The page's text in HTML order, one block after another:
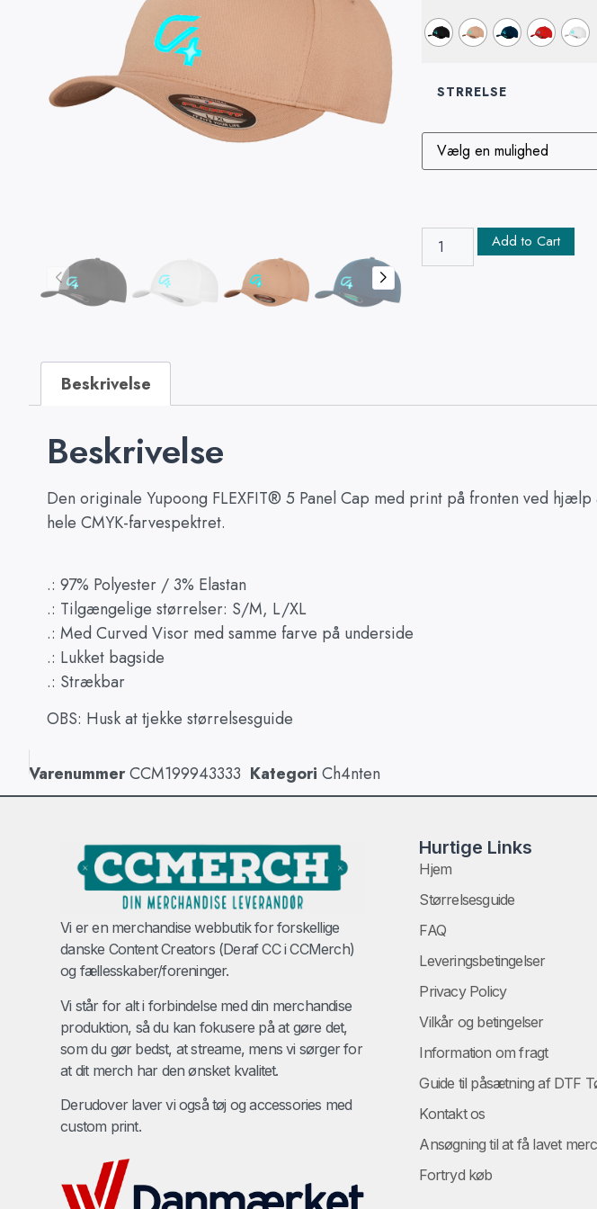
STRRELSE
Add to Cart
Beskrivelse
Beskrivelse
Den originale Yupoong FLEXFIT® 5 Panel Cap med print på fronten ved
hele CMYK-farvespektret.
.: 97% Polyester / 3% Elastan
.: Tilgængelige størrelser: S/M, L/XL
.: Med Curved Visor med samme farve på underside
.: Lukket bagside
.: Strækbar
OBS: Husk at tjekke størrelsesguide
VarenummerCCM199943333 Kategori Ch4nten
Vi er en merchandise webbutik for forskellige
danske Content Creators (Deraf CC i CCMerch)
og fællesskaber/foreninger.
Vi står for alt i forbindelse med din merchandise
produktion, så du kan fokusere på at gøre det,
som du gør bedst, at streame, mens vi sørger for
at dit merch har den ønsket kvalitet.
Derudover laver vi også tøj og accessories med
custom print.
Hurtige Links
Hjem
Størrelsesguide
FAQ
Leveringsbetingelser
Privacy Policy
Vilkår og betingelser
Information om fragt
Guide til påsætning af DTF
Kontakt os
Ansøgning til at få lavet
Fortryd køb